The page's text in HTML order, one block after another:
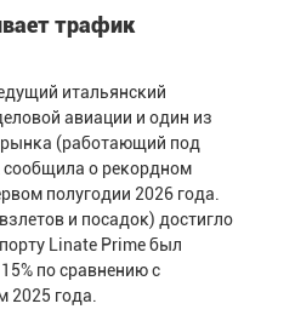
трафик
итальянский
авиации и один из
рынка (работающий под
о рекордном
полугодии 2026 года.
и посадок) достигло
Linate Prime был
по сравнению с
2025 года.